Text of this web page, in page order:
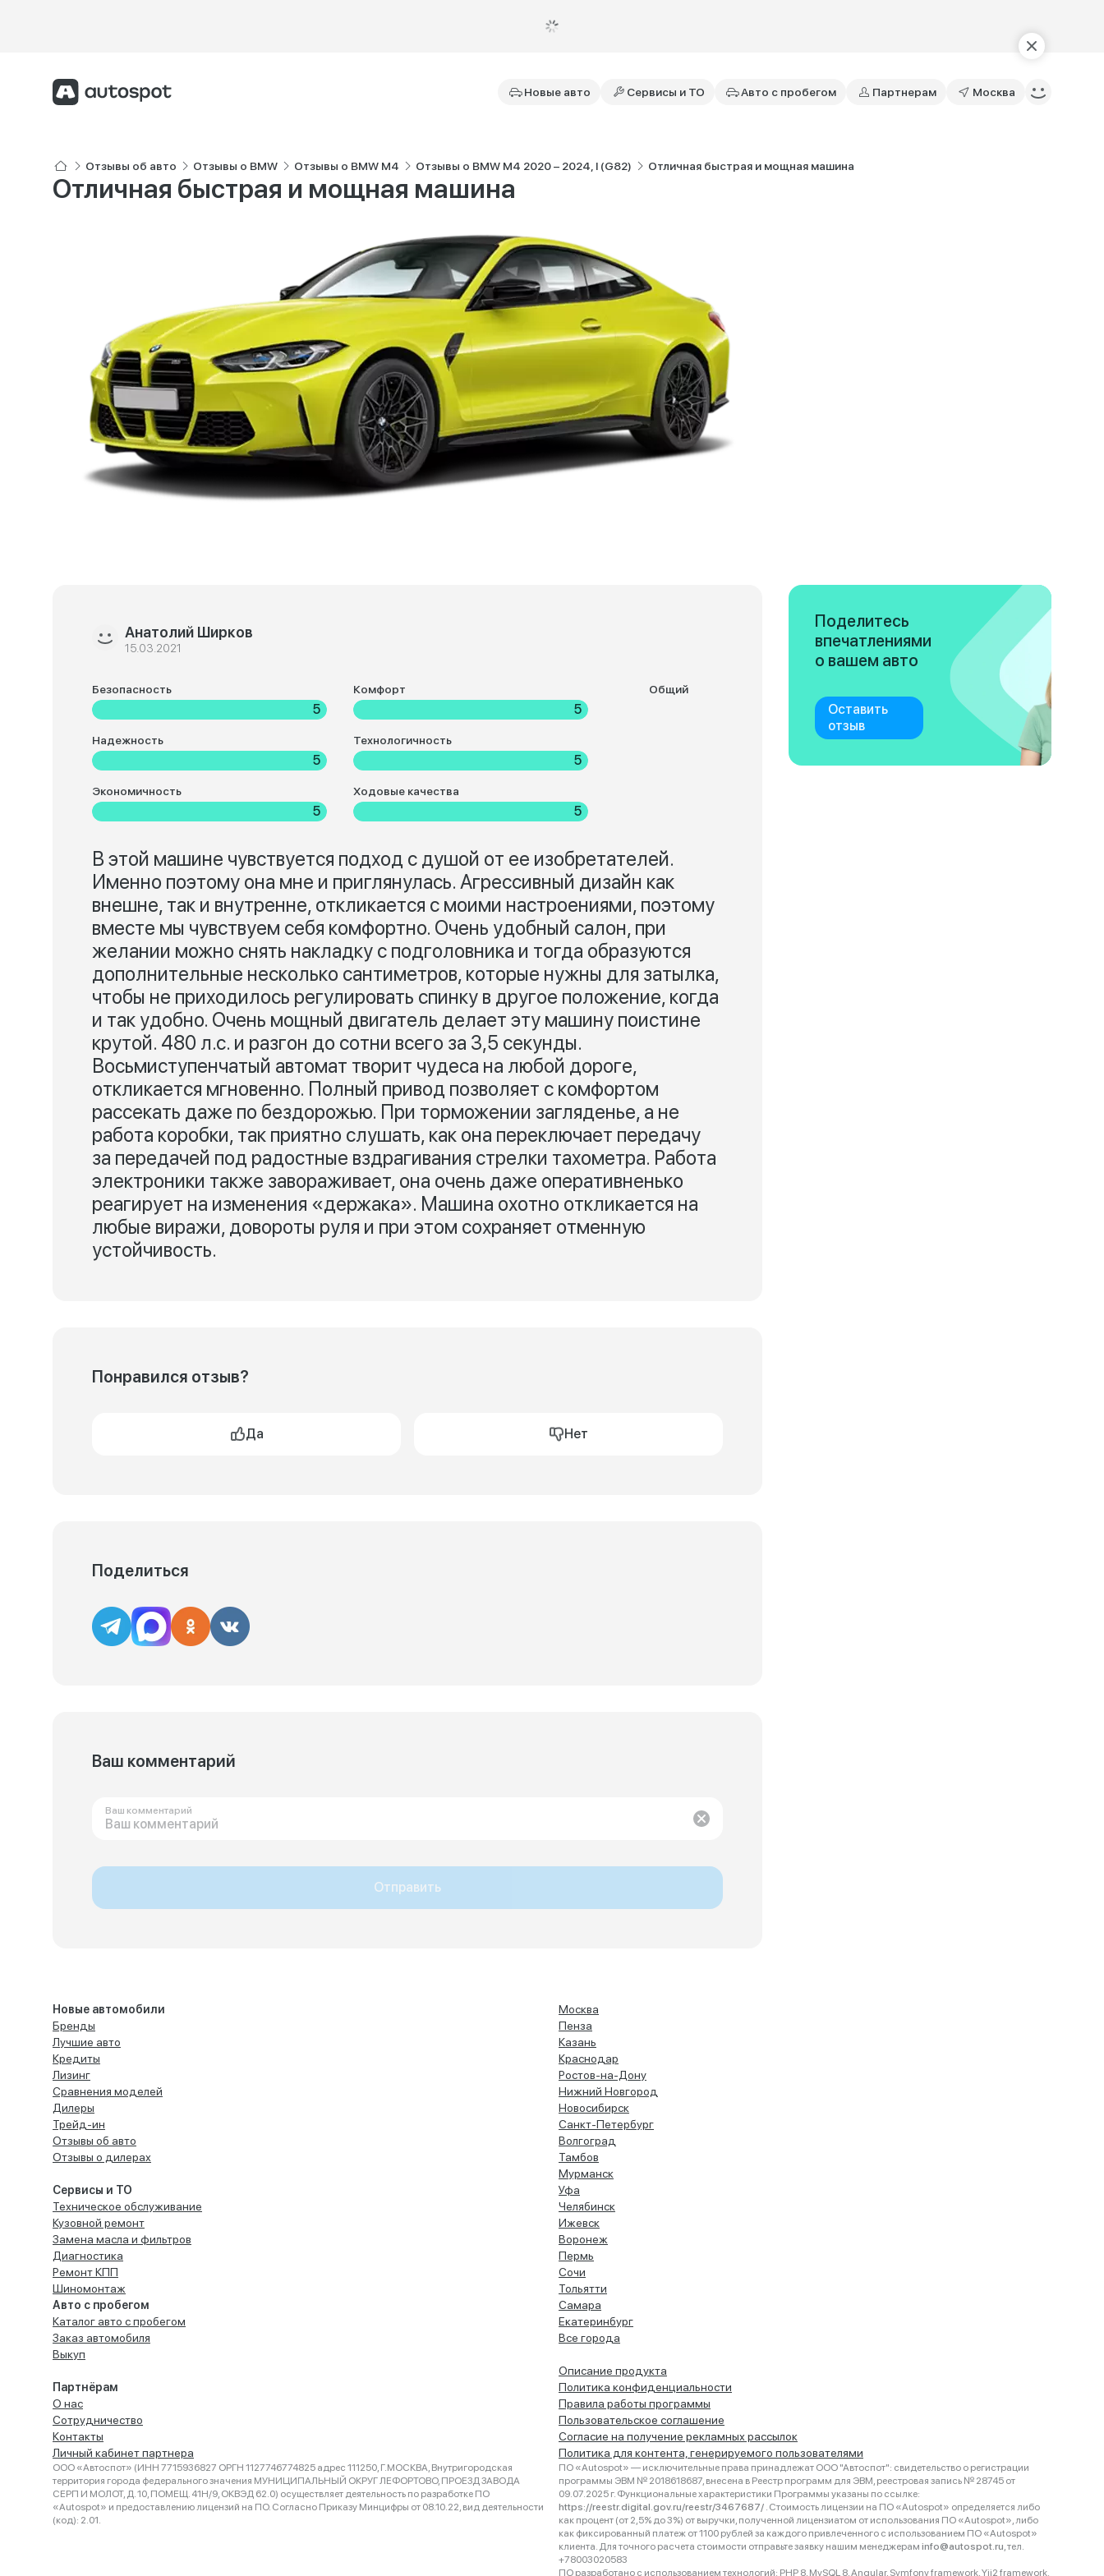
Новые авто Сервисы и ТО Авто с пробегом Партнерам Москва
Отзывы об авто Отзывы о BMW Отзывы о BMW M4 Отзывы о BMW M4 2020 – 2024, I (G82) Отличная быстрая и мощная машина
Отличная быстрая и мощная машина
Анатолий Ширков
15.03.2021
Безопасность
5
Комфорт
5
Надежность
5
Технологичность
5
Экономичность
5
Ходовые качества
5
Общий
В этой машине чувствуется подход с душой от ее изобретателей.
Именно поэтому она мне и приглянулась. Агрессивный дизайн как
внешне, так и внутренне, откликается с моими настроениями, поэтому
вместе мы чувствуем себя комфортно. Очень удобный салон, при
желании можно снять накладку с подголовника и тогда образуются
дополнительные несколько сантиметров, которые нужны для затылка,
чтобы не приходилось регулировать спинку в другое положение, когда
и так удобно. Очень мощный двигатель делает эту машину поистине
крутой. 480 л.с. и разгон до сотни всего за 3,5 секунды.
Восьмиступенчатый автомат творит чудеса на любой дороге,
откликается мгновенно. Полный привод позволяет с комфортом
рассекать даже по бездорожью. При торможении загляденье, а не
работа коробки, так приятно слушать, как она переключает передачу
за передачей под радостные вздрагивания стрелки тахометра. Работа
электроники также завораживает, она очень даже оперативненько
реагирует на изменения «держака». Машина охотно откликается на
любые виражи, довороты руля и при этом сохраняет отменную
устойчивость.
Понравился отзыв?
Да Нет
Поделиться
Ваш комментарий
Ваш комментарий
Отправить
Поделитесь
впечатлениями
о вашем авто
Оставить
отзыв
Новые автомобили
Бренды
Лучшие авто
Кредиты
Лизинг
Сравнения моделей
Дилеры
Трейд-ин
Отзывы об авто
Отзывы о дилерах
Сервисы и ТО
Техническое обслуживание
Кузовной ремонт
Замена масла и фильтров
Диагностика
Ремонт КПП
Шиномонтаж
Авто с пробегом
Каталог авто с пробегом
Заказ автомобиля
Выкуп
Партнёрам
О нас
Сотрудничество
Контакты
Личный кабинет партнера
Москва
Пенза
Казань
Краснодар
Ростов-на-Дону
Нижний Новгород
Новосибирск
Санкт-Петербург
Волгоград
Тамбов
Мурманск
Уфа
Челябинск
Ижевск
Воронеж
Пермь
Сочи
Тольятти
Самара
Екатеринбург
Все города
Описание продукта
Политика конфиденциальности
Правила работы программы
Пользовательское соглашение
Согласие на получение рекламных рассылок
Политика для контента, генерируемого пользователями
ООО «Автоспот» (ИНН 7715936827 ОРГН 1127746774825 адрес 111250, Г.МОСКВА, Внутригородская
территория города федерального значения МУНИЦИПАЛЬНЫЙ ОКРУГ ЛЕФОРТОВО, ПРОЕЗД ЗАВОДА
СЕРП И МОЛОТ, Д. 10, ПОМЕЩ. 41Н/9, ОКВЭД 62.0) осуществляет деятельность по разработке ПО
«Autospot» и предоставлению лицензий на ПО. Согласно Приказу Минцифры от 08.10.22, вид деятельности
(код): 2.01.
ПО «Autospot» — исключительные права принадлежат ООО "Автоспот": свидетельство о регистрации
программы ЭВМ № 2018618687, внесена в Реестр программ для ЭВМ, реестровая запись № 28745 от
09.07.2025 г. Функциональные характеристики Программы указаны по ссылке:
https://reestr.digital.gov.ru/reestr/3467687/ . Стоимость лицензии на ПО «Autospot» определяется либо
как процент (от 2,5% до 3%) от выручки, полученной лицензиатом от использования ПО «Autospot», либо
как фиксированный платеж от 1100 рублей за каждого привлеченного с использованием ПО «Autospot»
клиента. Для точного расчета стоимости отправьте заявку нашим менеджерам info@autospot.ru, тел.
+78003020583
ПО разработано с использованием технологий: PHP 8, MySQL 8, Angular, Symfony framework, Yii2 framework.